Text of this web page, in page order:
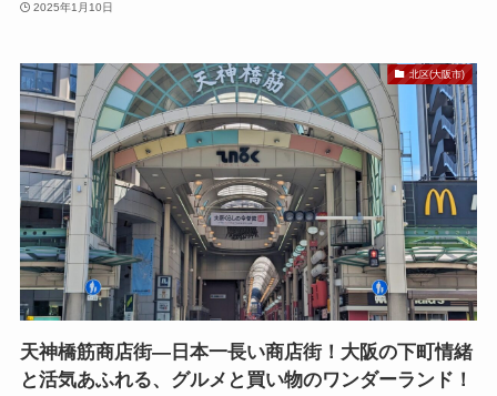
2025年1月10日
北区(大阪市)
天神橋筋商店街—日本一長い商店街！大阪の下町情緒
と活気あふれる、グルメと買い物のワンダーランド！